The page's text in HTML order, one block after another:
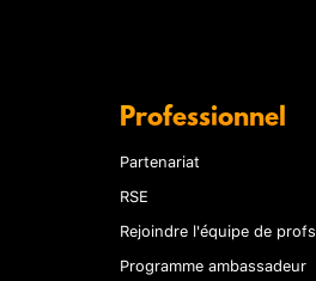
Professionnel
Partenariat
RSE
Rejoindre l'équipe de profs
Programme ambassadeur